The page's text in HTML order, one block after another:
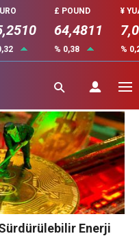
£ POUND
64,4811
% 0,38
¥
%
Enerji